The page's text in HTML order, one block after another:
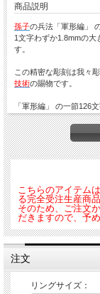
商品説明
孫子の兵法「軍形編」
1文字わずか1.8mmの大
す。
この精密な彫刻は我々
技術の賜物です。
「軍形編」 の一節126
また同じ一節を彫刻し
メです。
→孫子リング・風林
＜サイズ＞
幅：約6mm
厚み：最大約2m
材 質：K18金ゴール
こちらのアイテム
る完全受注生産商品
そのため、ご注文
だきますので、予
注文
リングサイズ：